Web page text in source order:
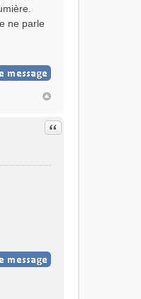
ne parle
Citer